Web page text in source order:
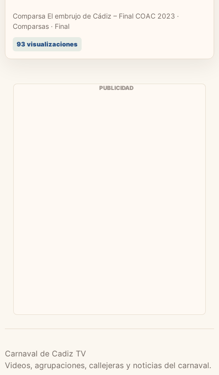
Comparsa El embrujo de Cádiz – Final COAC 2023 ·
Comparsas · Final
93 visualizaciones
PUBLICIDAD
Carnaval de Cadiz TV
Videos, agrupaciones, callejeras y noticias del carnaval.